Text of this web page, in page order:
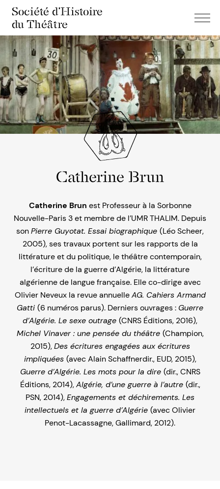
Société d'Histoire
du Théâtre
Catherine Brun
Catherine Brun est Professeur à la Sorbonne
Nouvelle-Paris 3 et membre de l’UMR THALIM. Depuis
sonPierre Guyotat. Essai biographique (Léo Scheer,
2005), ses travaux portent sur les rapports de la
littérature et du politique, le théâtre contemporain,
l’écriture de la guerre d’Algérie, la littérature
algérienne de langue française. Elle co-dirige avec
Olivier Neveux la revue annuelleAG. Cahiers Armand
Gatti (6 numéros parus). Derniers ouvrages : Guerre
d’Algérie. Le sexe outrage (CNRS Éditions, 2016),
Michel Vinaver : une pensée du théâtre (Champion,
2015),Des écritures engagées aux écritures
impliquées (avec Alain Schaffnerdir., EUD, 2015),
Guerre d’Algérie. Les mots pour la dire (dir., CNRS
Éditions, 2014),Algérie, d’une guerre à l’autre (dir.,
PSN, 2014),Engagements et déchirements. Les
intellectuels et la guerre d’Algérie (avec Olivier
Penot-Lacassagne, Gallimard, 2012).